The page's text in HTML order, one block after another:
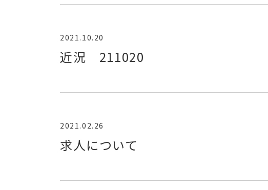
2021.10.20
近況 211020
2021.02.26
求人について